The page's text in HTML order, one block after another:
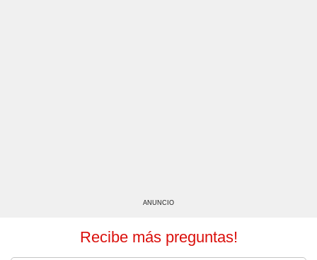
ANUNCIO
Recibe más preguntas!